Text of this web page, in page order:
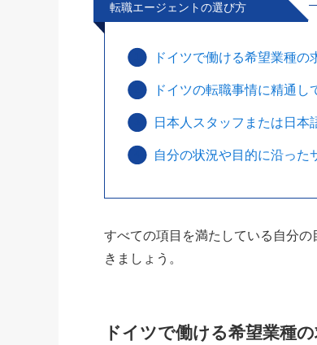
転職エージェントの選び方
ドイツで働ける希望業種の
ドイツの転職事情に精通し
日本人スタッフまたは日
自分の状況や目的に沿った
すべての項目を満たしている自分
きましょう。
ドイツで働ける希望業種